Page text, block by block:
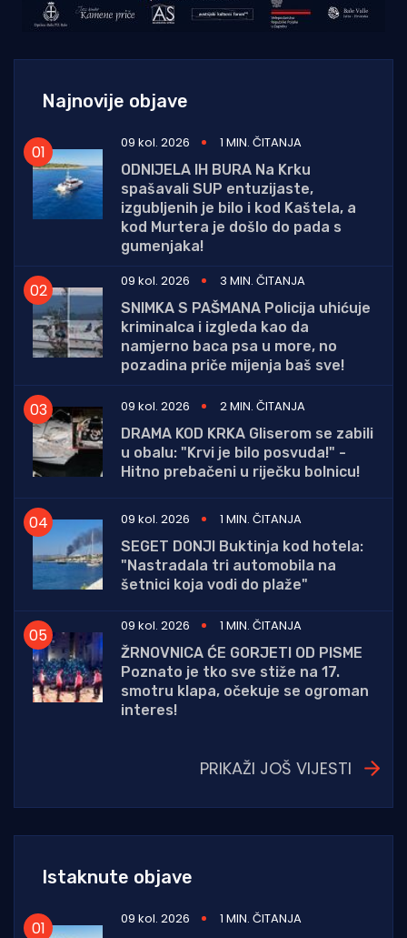
Najnovije objave
09 kol. 2026
1 MIN. ČITANJA
ODNIJELA IH BURA Na Krku
spašavali SUP entuzijaste,
izgubljenih je bilo i kod Kaštela, a
kod Murtera je došlo do pada s
gumenjaka!
09 kol. 2026
3 MIN. ČITANJA
SNIMKA S PAŠMANA Policija uhićuje
kriminalca i izgleda kao da
namjerno baca psa u more, no
pozadina priče mijenja baš sve!
09 kol. 2026
2 MIN. ČITANJA
DRAMA KOD KRKA Gliserom se zabili
u obalu: "Krvi je bilo posvuda!" -
Hitno prebačeni u riječku bolnicu!
09 kol. 2026
1 MIN. ČITANJA
SEGET DONJI Buktinja kod hotela:
"Nastradala tri automobila na
šetnici koja vodi do plaže"
09 kol. 2026
1 MIN. ČITANJA
ŽRNOVNICA ĆE GORJETI OD PISME
Poznato je tko sve stiže na 17.
smotru klapa, očekuje se ogroman
interes!
PRIKAŽI JOŠ VIJESTI
Istaknute objave
09 kol. 2026
1 MIN. ČITANJA